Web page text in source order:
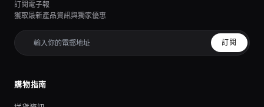
訂閱電子報
獲取最新產品資訊與獨家優惠
訂閱
購物指南